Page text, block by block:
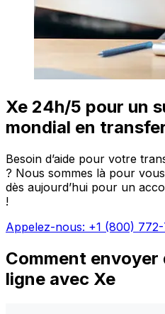
Xe 24h/5 pour un
mondial en
Besoin d’aide pour votre
? Nous sommes là pour
dès aujourd’hui pour un
!
Appelez-nous: +1 (800)
Comment envoyer
ligne avec Xe